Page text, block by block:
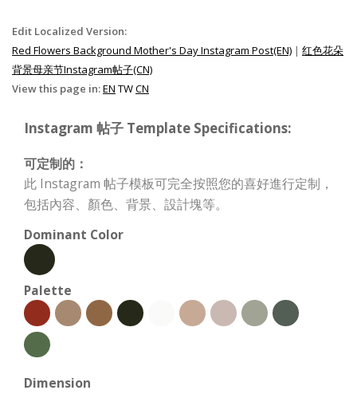
Edit Localized Version:
Red Flowers Background Mother's Day Instagram Post(EN) | 红色花朵
背景母亲节Instagram帖子(CN)
View this page in:EN TWCN
Instagram 帖子 Template Specifications:
可定制的：
此 Instagram 帖子模板可完全按照您的喜好進行定制，
包括內容、顏色、背景、設計塊等。
Dominant Color
Palette
Dimension